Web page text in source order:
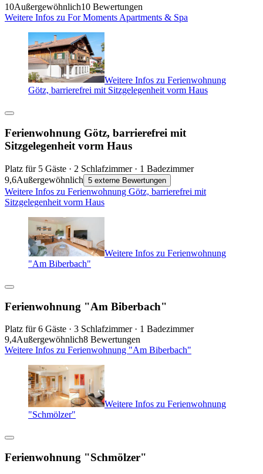
10Außergewöhnlich10 Bewertungen
Weitere Infos zu For Moments Apartments & Spa
Weitere Infos zu Ferienwohnung
Götz, barrierefrei mit Sitzgelegenheit vorm Haus
Ferienwohnung Götz, barrierefrei mit
Sitzgelegenheit vorm Haus
Platz für 5 Gäste · 2 Schlafzimmer · 1 Badezimmer
9,6Außergewöhnlich 5 externe Bewertungen
Weitere Infos zu Ferienwohnung Götz, barrierefrei mit
Sitzgelegenheit vorm Haus
Weitere Infos zu Ferienwohnung
"Am Biberbach"
Ferienwohnung "Am Biberbach"
Platz für 6 Gäste · 3 Schlafzimmer · 1 Badezimmer
9,4Außergewöhnlich8 Bewertungen
Weitere Infos zu Ferienwohnung "Am Biberbach"
Weitere Infos zu Ferienwohnung
"Schmölzer"
Ferienwohnung "Schmölzer"